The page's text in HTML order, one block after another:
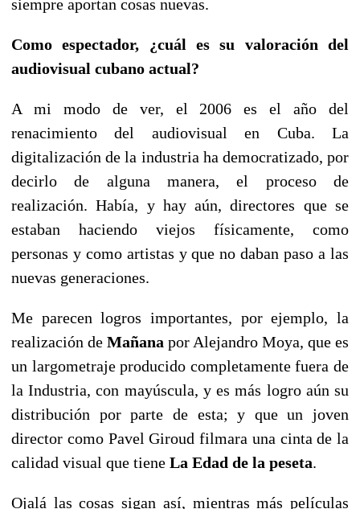
siempre aportan cosas nuevas.
Como espectador, ¿cuál es su valoración del
audiovisual cubano actual?
A mi modo de ver, el 2006 es el año del
renacimiento del audiovisual en Cuba. La
digitalización de la industria ha democratizado, por
decirlo de alguna manera, el proceso de
realización. Había, y hay aún, directores que se
estaban haciendo viejos físicamente, como
personas y como artistas y que no daban paso a las
nuevas generaciones.
Me parecen logros importantes, por ejemplo, la
realización de Mañana por Alejandro Moya, que es
un largometraje producido completamente fuera de
la Industria, con mayúscula, y es más logro aún su
distribución por parte de esta; y que un joven
director como Pavel Giroud filmara una cinta de la
calidad visual que tiene La Edad de la peseta.
Ojalá las cosas sigan así, mientras más películas